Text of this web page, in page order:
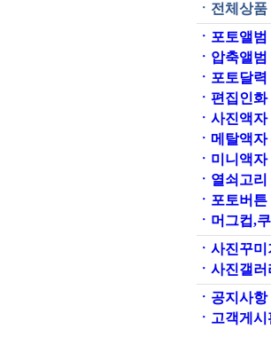
ㆍ 전체상품
ㆍ 포토앨범
ㆍ 압축앨범
ㆍ 포토달력
ㆍ 편집인화
ㆍ 사진액자
ㆍ 메탈액자
ㆍ 미니액자
ㆍ 열쇠고리
ㆍ 포토버튼
ㆍ 머그컵,
ㆍ 사진꾸미
ㆍ 사진갤러
ㆍ 공지사항
ㆍ 고객게시